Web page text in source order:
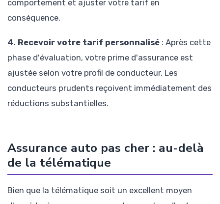
comportement et ajuster votre tarif en
conséquence.
4. Recevoir votre tarif personnalisé : Après cette
phase d'évaluation, votre prime d'assurance est
ajustée selon votre profil de conducteur. Les
conducteurs prudents reçoivent immédiatement des
réductions substantielles.
Assurance auto pas cher : au-delà
de la télématique
Bien que la télématique soit un excellent moyen